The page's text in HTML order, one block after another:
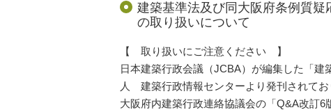
建築基準法及び同大阪府条例質
の取り扱いについて
【 取り扱いにご注意ください 】
日本建築行政会議（JCBA）が編集した「
人 建築行政情報センターより発刊されてお
大阪府内建築行政連絡協議会の「Q&A改訂